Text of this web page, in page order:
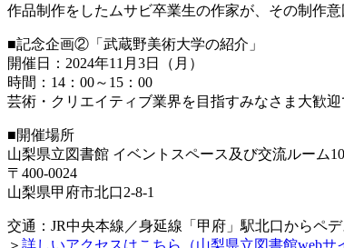
作品制作をしたムサビ卒業生の作家が、その制作意
■記念企画②「武蔵野美術大学の紹介」
開催日：2024年11月3日（月）
時間：14：00～15：00
芸術・クリエイティブ業界を目指すみなさま大歓迎
■開催場所
山梨県立図書館 イベントスペース及び交流ルーム
〒400-0024
山梨県甲府市北口2-8-1
交通：JR中央本線／身延線「甲府」駅北口からペ
＞ 詳しいアクセスはこちら（山梨県立図書館webサ